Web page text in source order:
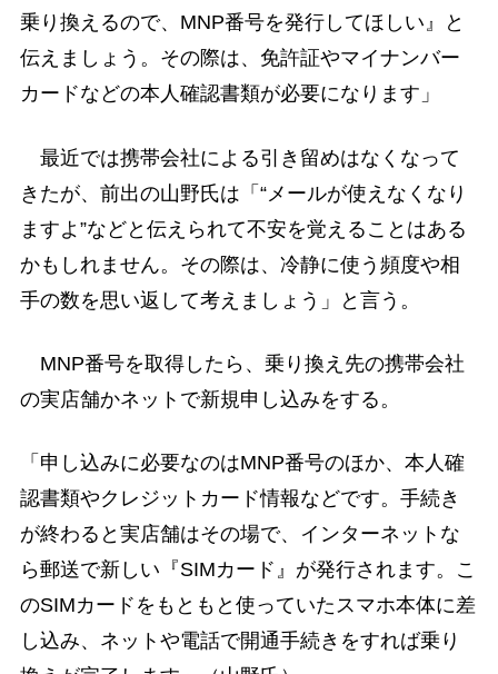
乗り換えるので、MNP番号を発行してほしい』と
伝えましょう。その際は、免許証やマイナンバー
カードなどの本人確認書類が必要になります」
最近では携帯会社による引き留めはなくなって
きたが、前出の山野氏は「“メールが使えなくなり
ますよ”などと伝えられて不安を覚えることはある
かもしれません。その際は、冷静に使う頻度や相
手の数を思い返して考えましょう」と言う。
MNP番号を取得したら、乗り換え先の携帯会社
の実店舗かネットで新規申し込みをする。
「申し込みに必要なのはMNP番号のほか、本人確
認書類やクレジットカード情報などです。手続き
が終わると実店舗はその場で、インターネットな
ら郵送で新しい『SIMカード』が発行されます。こ
のSIMカードをもともと使っていたスマホ本体に差
し込み、ネットや電話で開通手続きをすれば乗り